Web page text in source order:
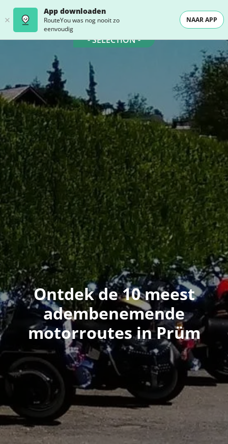
App downloaden
RouteYou was nog nooit zo
eenvoudig
NAAR APP
- SELECTION -
Ontdek de 10 meest
adembenemende
motorroutes in Prüm